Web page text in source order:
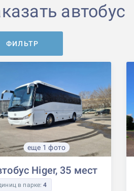
автобус
ФИЛЬТР
еще 1 фото
Higer, 35 мест
в парке:4